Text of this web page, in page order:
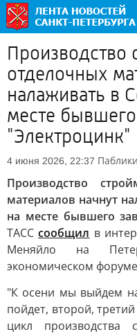
Производство
отделочных
налаживать в
месте
"Электроцинк"
4 июня 2026, 22:37 Паблики
Производство
материалов начнут
на месте бывшего
ТАССсообщил в
Меняйло на
экономическом
"К осени мы выйдем
пойдет, второй,
цикл производства